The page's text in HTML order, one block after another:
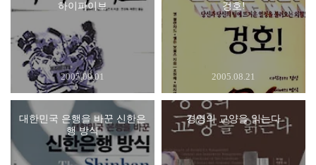
하이파이브
2005.09.01
겅호!
2005.08.21
대한민국 은행을 바꾼 신한은
행 방식
경영의 교양을 읽는다